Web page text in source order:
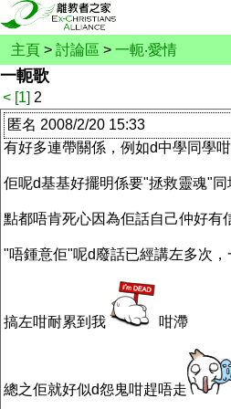
主頁 > 討論區 > 一軛‧愛情
一軛歌
< [1] 2
匿名 2008/2/20 15:33
有好多連帶關係，例如d中學同學
佢呢d基基好擺明係要"拯救靈魂"
點都唔肯死心因為佢話自己仲好有
"唔鍾意佢"呢d廢話已經講左多次
搞左咁耐累到我 咁滯
總之佢就好似d怨鬼咁趕唔走